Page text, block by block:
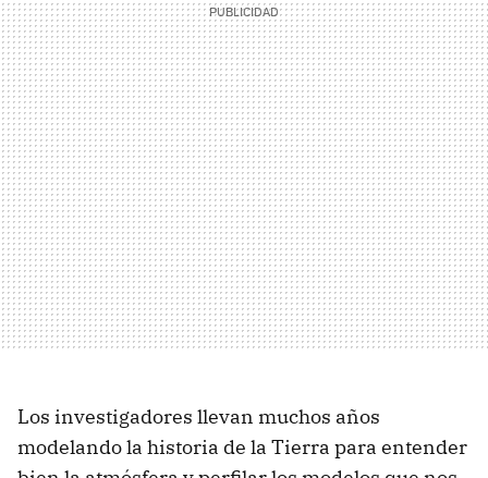
Los investigadores llevan muchos años
modelando la historia de la Tierra para entender